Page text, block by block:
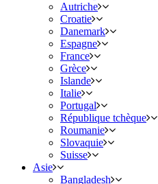
Autriche
Croatie
Danemark
Espagne
France
Grèce
Islande
Italie
Portugal
République tchèque
Roumanie
Slovaquie
Suisse
Asie
Bangladesh